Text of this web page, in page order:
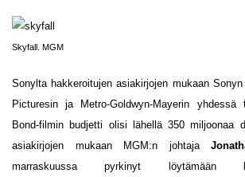
Skyfall. MGM
Sonylta hakkeroitujen asiakirjojen mukaan
Picturesin ja Metro-Goldwyn-Mayerin yhdessä
Bond-filmin budjetti olisi lähellä 350 miljoonaa
asiakirjojen mukaan MGM:n johtaja
marraskuussa pyrkinyt löytämään